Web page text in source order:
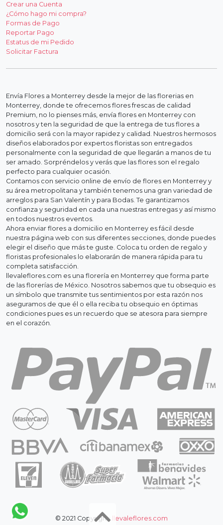
Crear una Cuenta
¿Cómo hago mi compra?
Formas de Pago
Reportar Pago
Estatus de mi Pedido
Solicitar Factura
Envía Flores a Monterrey desde la mejor de las florerias en
Monterrey, donde te ofrecemos flores frescas de calidad
Premium, no lo pienses más, envía flores en Monterrey con
nosotros y ten la seguridad de que la entrega de tus flores a
domicilio será con la mayor rapidez y calidad. Nuestros hermosos
diseños elaborados por expertos floristas son entregados
personalmente con la seguridad de que llegarán a manos de tu
ser amado. Sorpréndelos y verás que las flores son el regalo
perfecto para cualquier ocasión.
Contamos con servicio online de envío de flores en Monterrey y
su área metropolitana y también tenemos una gran variedad de
arreglos para San Valentín y para Bodas. Te garantizamos
confianza y seguridad en cada una nuestras entregas y así mismo
en todos nuestros eventos.
Ahora enviar flores a domicilio en Monterrey es fácil desde
nuestra página web con sus diferentes secciones, donde puedes
elegir el diseño que más te guste. Coloca tu orden de regalo y
floristas profesionales lo elaborarán de manera rápida para tu
completa satisfacción.
llevaleflores.com es una florería en Monterrey que forma parte
de las florerías de México. Nosotros sabemos que tu obsequio es
un símbolo que transmite tus sentimientos por esta razón nos
aseguramos de que él o ella reciba tu obsequio en óptimas
condiciones pues es un recuerdo que se atesora para siempre
en el corazón.
© 2021 Copyright: llevaleflores.com